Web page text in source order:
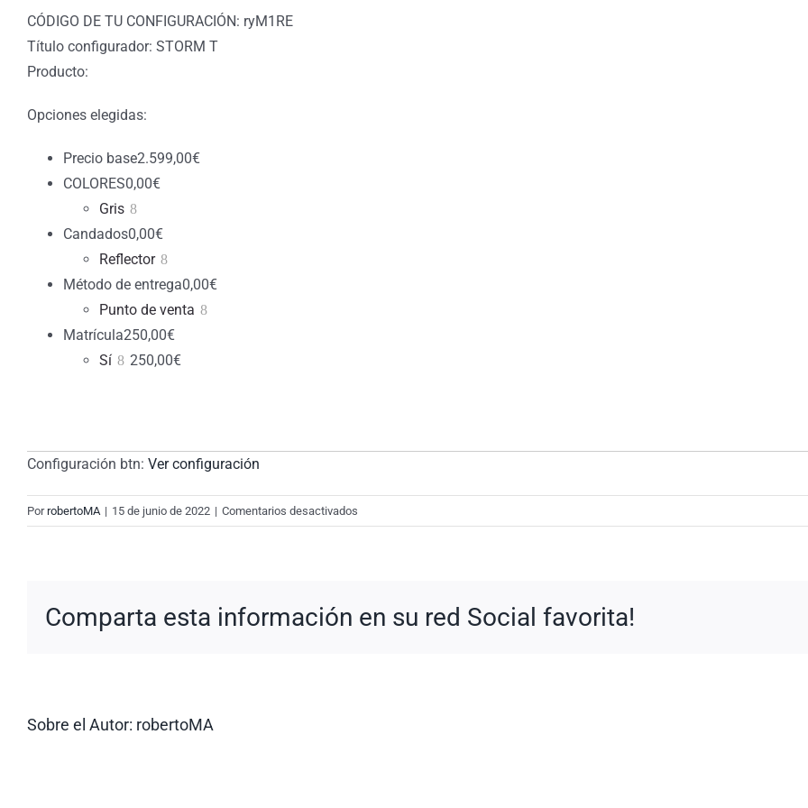
CÓDIGO DE TU CONFIGURACIÓN: ryM1RE
Título configurador: STORM T
Producto:
Opciones elegidas:
Precio base2.599,00€
COLORES0,00€
Gris
Candados0,00€
Reflector
Método de entrega0,00€
Punto de venta
Matrícula250,00€
Sí
250,00€
Configuración btn: Ver configuración
PorrobertoMA | 15 de junio de 2022 | Comentarios desactivados
New
Comparta esta información en su red Social favorita!
Sobre el Autor: robertoMA